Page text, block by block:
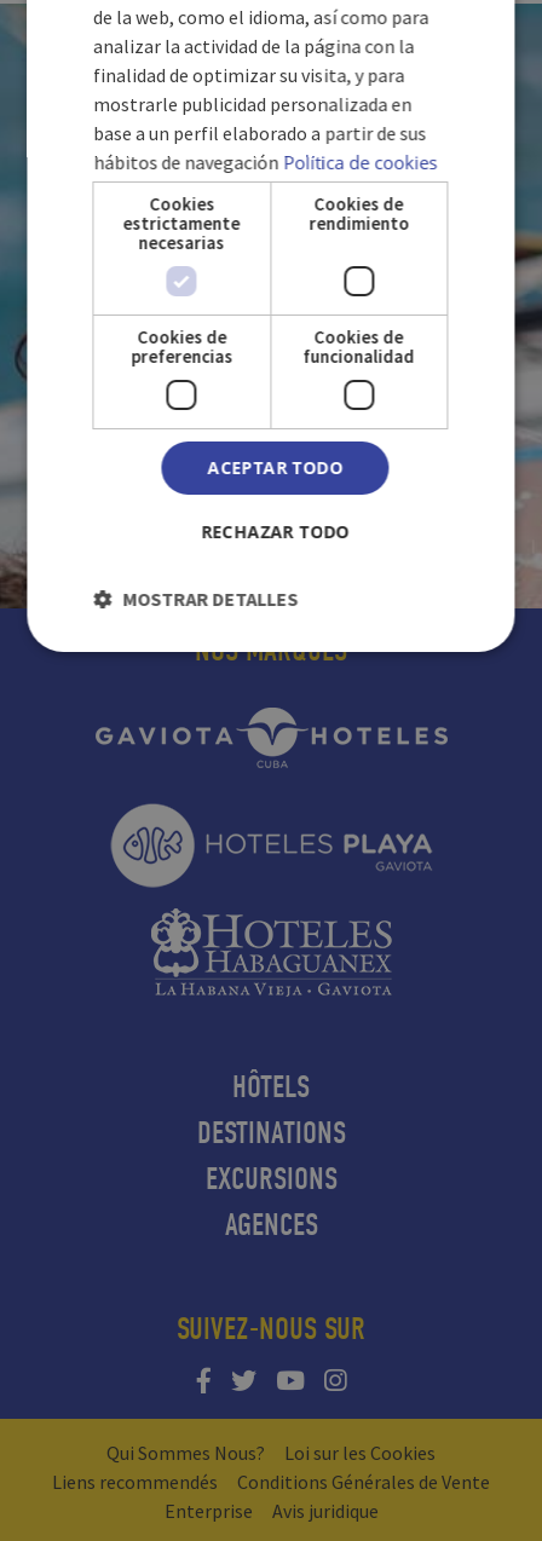
ON AIME CUBA
AVEC VOUS
NOS MARQUES
HÔTELS
DESTINATIONS
EXCURSIONS
AGENCES
SUIVEZ-NOUS SUR
Qui Sommes Nous?
Loi sur les Cookies
Liens recommendés
Conditions Générales de Vente
Enterprise
Avis juridique
GERMAN
de la web, como el idioma, así como para
analizar la actividad de la página con la
finalidad de optimizar su visita, y para
mostrarle publicidad personalizada en
base a un perfil elaborado a partir de sus
hábitos de navegación Política de cookies
Cookies
estrictamente
necesarias
Cookies de
rendimiento
Cookies de
preferencias
Cookies de
funcionalidad
ACEPTAR TODO
RECHAZAR TODO
MOSTRAR DETALLES